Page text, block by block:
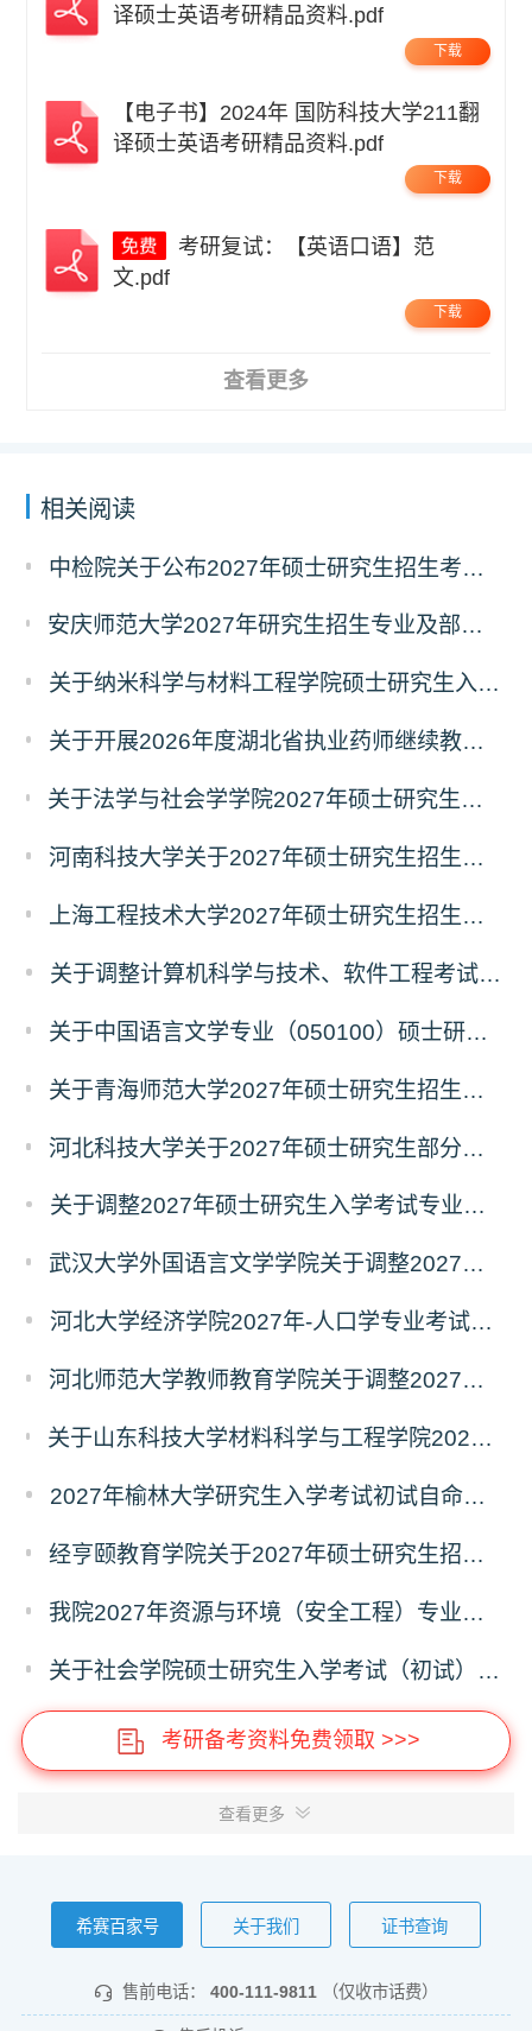
译硕士英语考研精品资料.pdf
下载
【电子书】2024年 国防科技大学211翻
译硕士英语考研精品资料.pdf
下载
文.pdf
下载
查看更多
相关阅读
中检院关于公布2027年硕士研究生招生考试自命题科目考试大纲（初试）的通知
安庆师范大学2027年研究生招生专业及部分考试自命题科目调整温馨提示（7月23日更新）
关于纳米科学与材料工程学院硕士研究生入学考试（初试）考试科目变更的通知
关于开展2026年度湖北省执业药师继续教育 专业科目网络培训的通告
关于法学与社会学学院2027年硕士研究生招生考试（初试）考试科目及参考书目变更的通知
河南科技大学关于2027年硕士研究生招生考试部分专业初试科目调整的通知
上海工程技术大学2027年硕士研究生招生部分初试科目或参考书目更改清单
关于调整计算机科学与技术、软件工程考试科目的公告
关于中国语言文学专业（050100）硕士研究生招生考试（初试）自命题科目变更的通知
关于青海师范大学2027年硕士研究生招生生物学、生态学专业考试科目调整的通知
河北科技大学关于2027年硕士研究生部分招生专业及初试自命题科目调整的公告
关于调整2027年硕士研究生入学考试专业初试科目的通知
武汉大学外国语言文学学院关于调整2027年硕士研究生统考初试自命题科目的公告
河北大学经济学院2027年-人口学专业考试科目调整公告
河北师范大学教师教育学院关于调整2027年全国硕士研究生招生考试初试科目的公告
关于山东科技大学材料科学与工程学院2027年硕士研究生招生考试自命题科目参考书目与考试模块调整说明
2027年榆林大学研究生入学考试初试自命题考试科目及大纲
经亨颐教育学院关于2027年硕士研究生招生考试科目和学科变化的通知
我院2027年资源与环境（安全工程）专业硕士研究生招生考试初试自命题科目调整通知
关于社会学院硕士研究生入学考试（初试）考试科目及参考书目变更的通知
考研备考资料免费领取 >>>
查看更多
希赛百家号 关于我们 证书查询
售前电话： 400-111-9811 （仅收市话费）